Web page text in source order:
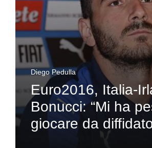
Diego Pedulla
Euro2016, Italia-
Bonucci: “Mi ha
giocare da